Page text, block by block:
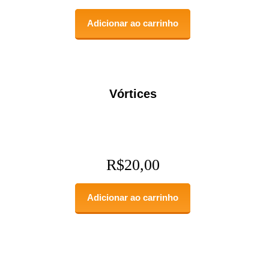
Adicionar ao carrinho
Vórtices
R$20,00
Adicionar ao carrinho